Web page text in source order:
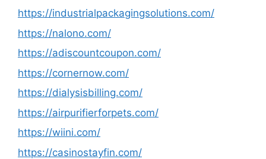
https://industrialpackagingsolutions.com/
https://nalono.com/
https://adiscountcoupon.com/
https://cornernow.com/
https://dialysisbilling.com/
https://airpurifierforpets.com/
https://wiini.com/
https://casinostayfin.com/